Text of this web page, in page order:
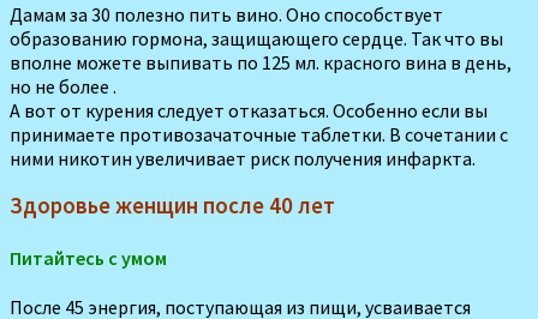
Дамам за 30 полезно пить вино. Оно способствует
образованию гормона, защищающего сердце. Так что вы
вполне можете выпивать по 125 мл. красного вина в день,
но не более .
А вот от курения следует отказаться. Особенно если вы
принимаете противозачаточные таблетки. В сочетании с
ними никотин увеличивает риск получения инфаркта.
Здоровье женщин после 40 лет
Питайтесь с умом
После 45 энергия, поступающая из пищи, усваивается